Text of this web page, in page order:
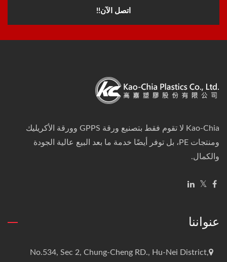
اتصل الآن!!
Kao-Chia لا تقوم فقط بتصنيع ورقة GPPS وورقة الأكريليك
ومنتجات PE، بل توفر أيضًا خدمة ما بعد البيع عالية الجودة
والكمال.
عنواننا
No.534, Sec 2, Chung-Cheng RD., Hu-Nei District,